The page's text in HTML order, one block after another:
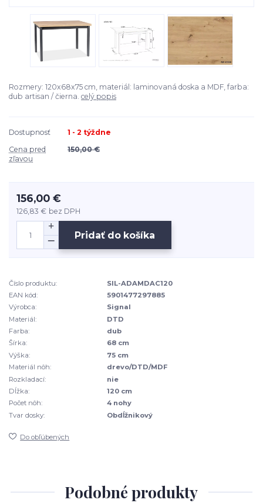
Rozmery: 120x68x75 cm, materiál: laminovaná doska a MDF, farba:
dub artisan / čierna. celý popis
Dostupnosť
1 - 2 týždne
Cena pred
zľavou
150,00 €
156,00 €
126,83 € bez DPH
Pridať do košíka
Číslo produktu:
SIL-ADAMDAC120
EAN kód:
5901477297885
Výrobca:
Signal
Materiál:
DTD
Farba:
dub
Šírka:
68 cm
Výška:
75 cm
Materiál nôh:
drevo/DTD/MDF
Rozkladací:
nie
Dĺžka:
120 cm
Počet nôh:
4 nohy
Tvar dosky:
Obdĺžnikový
Do obľúbených
Podobné produkty